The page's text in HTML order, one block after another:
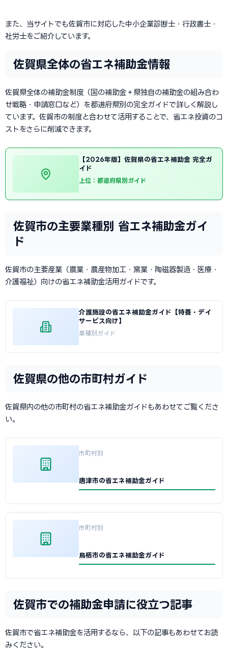
また、当サイトでも佐賀市に対応した中小企業診断士・行政書士・
社労士をご紹介しています。
佐賀県全体の省エネ補助金情報
佐賀県全体の補助金制度（国の補助金＋県独自の補助金の組み合わ
せ戦略・申請窓口など）を都道府県別の完全ガイドで詳しく解説し
ています。佐賀市の制度と合わせて活用することで、省エネ投資のコ
ストをさらに削減できます。
【2026年版】佐賀県の省エネ補助金 完全ガ
イド
上位：都道府県別ガイド
佐賀市の主要業種別 省エネ補助金ガイ
ド
佐賀市の主要産業（農業・農産物加工・窯業・陶磁器製造・医療・
介護福祉）向けの省エネ補助金活用ガイドです。
介護施設の省エネ補助金ガイド【特養・デイ
サービス向け】
業種別ガイド
佐賀県の他の市町村ガイド
佐賀県内の他の市町村の省エネ補助金ガイドもあわせてご覧くださ
い。
市町村別
唐津市の省エネ補助金ガイド
市町村別
鳥栖市の省エネ補助金ガイド
佐賀市での補助金申請に役立つ記事
佐賀市で省エネ補助金を活用するなら、以下の記事もあわせてお読
みください。